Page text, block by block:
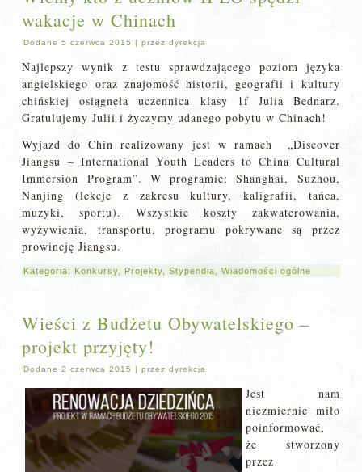
wakacje w Chinach
Dodane 5 czerwca 2015 |przez dyrekcja
Najlepszy wynik z testu sprawdzającego poziom języka
angielskiego oraz znajomość historii, geografii i kultury
chińskiej osiągnęła uczennica klasy 1f Julia Bednarz.
Gratulujemy Julii i życzymy udanego pobytu w Chinach!
Wyjazd do Chin realizowany jest w ramach „Discover
Jiangsu – International Youth Leaders to China Cultural
Immersion Program”. W programie: Shanghai, Suzhou,
Nanjing (lekcje z zakresu kultury, kaligrafii, tańca,
muzyki, sportu). Wszystkie koszty zakwaterowania,
wyżywienia, transportu, programu pokrywane są przez
prowincję Jiangsu.
Kategoria: Konkursy Projekty ,Stypendia ,Wiadomości ogólne
Wieści z Budżetu Obywatelskiego –
projekt przyjęty!
Dodane 2 czerwca 2015 |przez dyrekcja
Jest nam
niezmiernie miło
poinformować,
że stworzony
przez